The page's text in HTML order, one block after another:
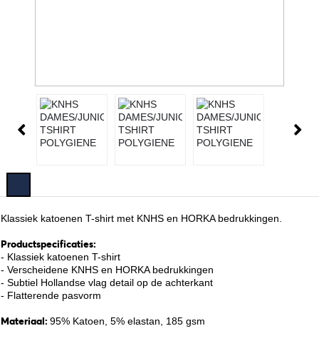
Klassiek katoenen T-shirt met KNHS en HORKA bedrukkingen.
Productspecificaties:
- Klassiek katoenen T-shirt
- Verscheidene KNHS en HORKA bedrukkingen
- Subtiel Hollandse vlag detail op de achterkant
- Flatterende pasvorm
Materiaal: 95% Katoen, 5% elastan, 185 gsm